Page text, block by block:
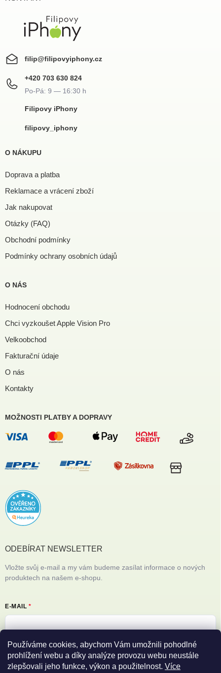
Používáme cookies, abychom Vám umožnili pohodlné
prohlížení webu a díky analýze provozu webu neustále
zlepšovali jeho funkce, výkon a použitelnost. Více
filip@filipovyiphony.cz
+420 703 630 824
Filipovy iPhony
filipovy_iphony
O NÁKUPU
Doprava a platba
Reklamace a vrácení zboží
Jak nakupovat
Otázky (FAQ)
Obchodní podmínky
Podmínky ochrany osobních údajů
O NÁS
Hodnocení obchodu
Chci vyzkoušet Apple Vision Pro
Velkoobchod
Fakturační údaje
O nás
Kontakty
MOŽNOSTI PLATBY A DOPRAVY
ODEBÍRAT NEWSLETTER
Vložte svůj e-mail a my vám budeme zasílat informace o nových
produktech na našem e-shopu.
E-MAIL
Vložením e-mailu souhlasíte spodmínkami ochrany osobních údajů